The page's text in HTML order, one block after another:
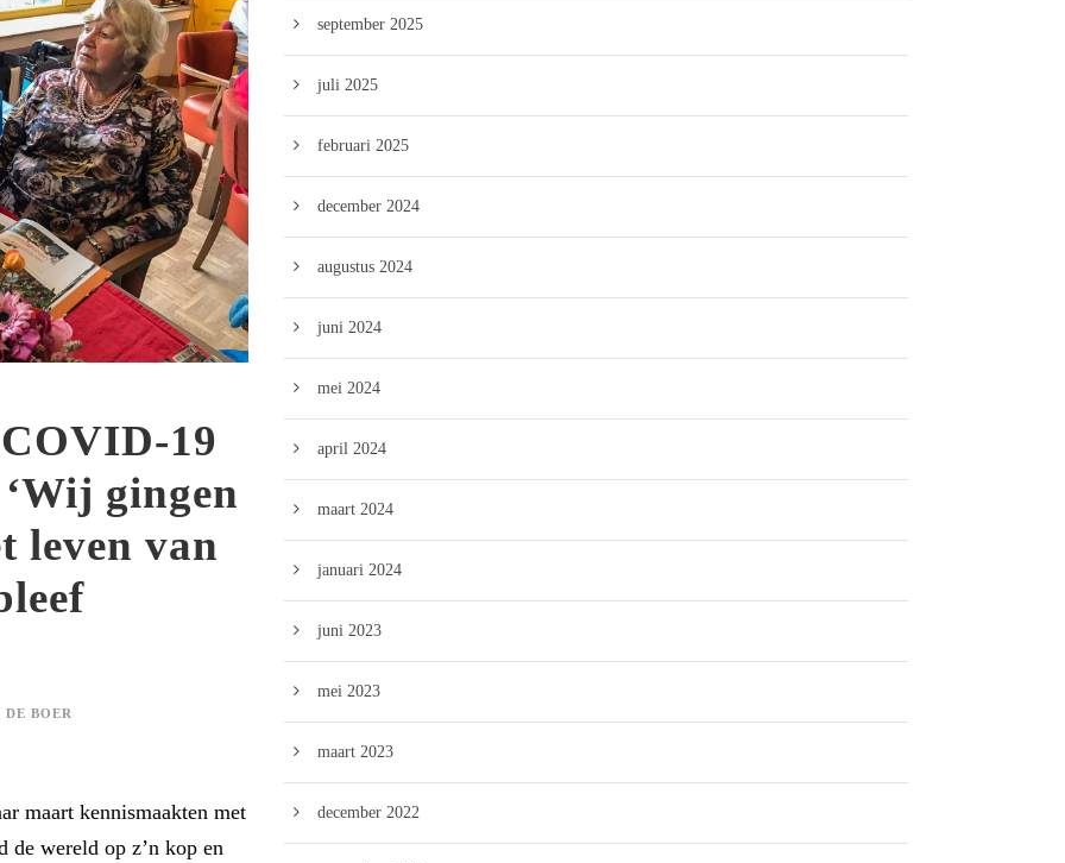
19
gingen
leven van
DE BOER
maart kennismaakten met
de wereld op z’n kop en
september 2025
juli 2025
februari 2025
december 2024
augustus 2024
juni 2024
mei 2024
april 2024
maart 2024
januari 2024
juni 2023
mei 2023
maart 2023
december 2022